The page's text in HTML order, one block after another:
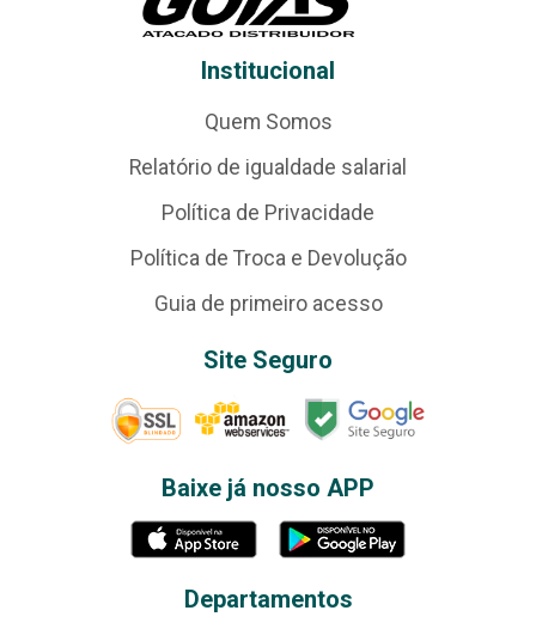
Institucional
Quem Somos
Relatório de igualdade salarial
Política de Privacidade
Política de Troca e Devolução
Guia de primeiro acesso
Site Seguro
Baixe já nosso APP
Departamentos